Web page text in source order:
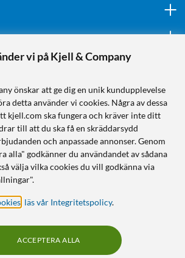
vi på Kjell & Company
önskar att ge dig en unik kundupplevelse
detta använder vi cookies. Några av dessa
kjell.com ska fungera och kräver inte ditt
till att du ska få en skräddarsydd
och anpassade annonser. Genom
alla" godkänner du användandet av sådana
välja vilka cookies du vill godkänna via
läs vår Integritetspolicy.
ACCEPTERA ALLA